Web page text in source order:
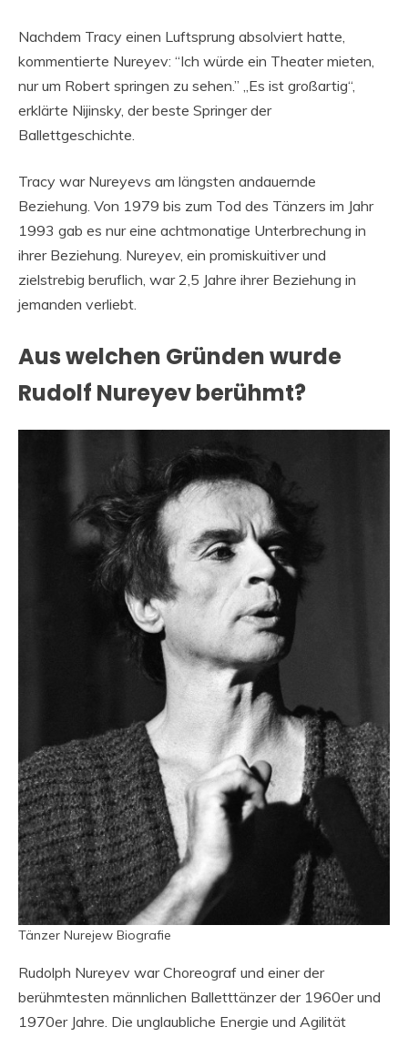
Nachdem Tracy einen Luftsprung absolviert hatte,
kommentierte Nureyev: “Ich würde ein Theater mieten,
nur um Robert springen zu sehen.” „Es ist großartig“,
erklärte Nijinsky, der beste Springer der
Ballettgeschichte.
Tracy war Nureyevs am längsten andauernde
Beziehung. Von 1979 bis zum Tod des Tänzers im Jahr
1993 gab es nur eine achtmonatige Unterbrechung in
ihrer Beziehung. Nureyev, ein promiskuitiver und
zielstrebig beruflich, war 2,5 Jahre ihrer Beziehung in
jemanden verliebt.
Aus welchen Gründen wurde
Rudolf Nureyev berühmt?
Tänzer Nurejew Biografie
Rudolph Nureyev war Choreograf und einer der
berühmtesten männlichen Balletttänzer der 1960er und
1970er Jahre. Die unglaubliche Energie und Agilität